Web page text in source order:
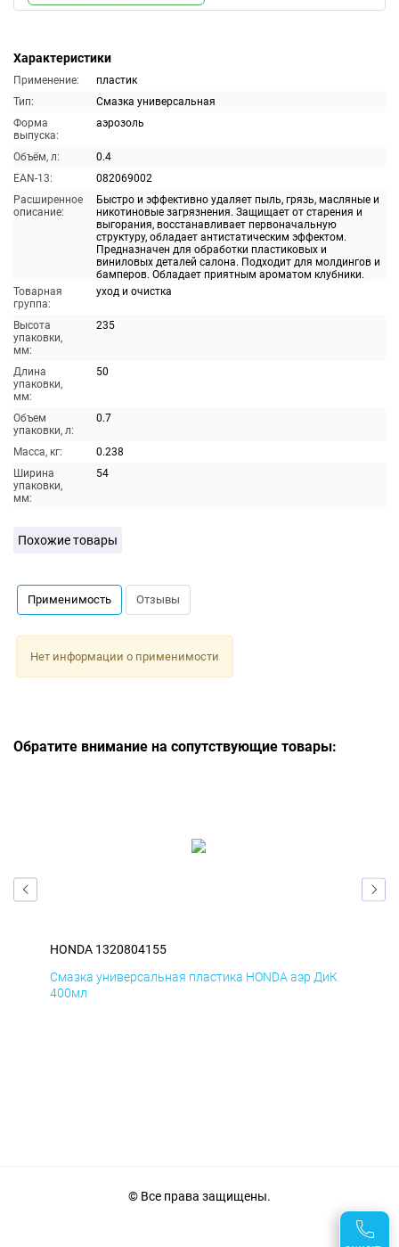
Характеристики
Применение:
пластик
Тип:
Смазка универсальная
Форма
выпуска:
аэрозоль
Объём, л:
0.4
EAN-13:
082069002
Расширенное
описание:
Быстро и эффективно удаляет пыль, грязь, масляные и
никотиновые загрязнения. Защищает от старения и
выгорания, восстанавливает первоначальную
структуру, обладает антистатическим эффектом.
Предназначен для обработки пластиковых и
виниловых деталей салона. Подходит для молдингов и
бамперов. Обладает приятным ароматом клубники.
Товарная
группа:
уход и очистка
Высота
упаковки,
мм:
235
Длина
упаковки,
мм:
50
Объем
упаковки, л:
0.7
Масса, кг:
0.238
Ширина
упаковки,
мм:
54
Похожие товары
Применимость Отзывы
Нет информации о применимости
Обратите внимание на сопутствующие товары:
HONDA 1320804155
Смазка универсальная пластика HONDA аэр ДиК
400мл
© Все права защищены.